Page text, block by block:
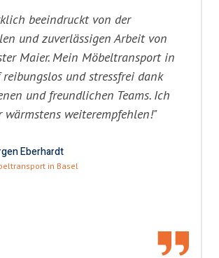
beeindruckt von der
und zuverlässigen Arbeit von
Maier. Mein Möbeltransport in
und stressfrei dank
und freundlichen Teams. Ich
wärmstens weiterempfehlen!"
Eberhardt
in Basel